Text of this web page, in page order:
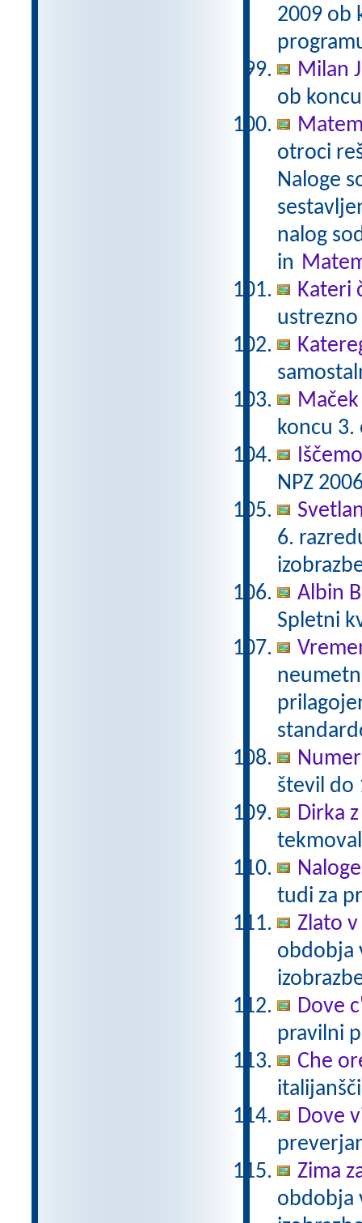
2009 ob
Milan
ob
otroci
Naloge
nalog
in
Kateri
koncu
NPZ
6.
Albin
Spletni
števil do
Dirka
tudi za
Zlato
obdobja
Dove
pravilni
Che
Dove
Zima
obdobja